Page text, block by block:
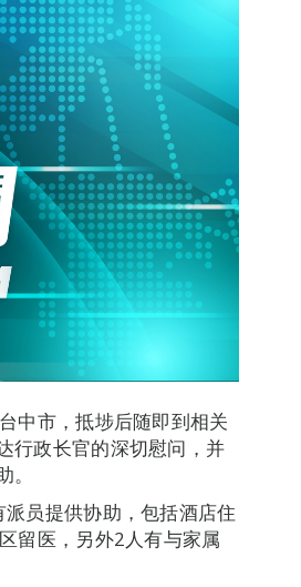
中市，抵埗后随即到相关
行政长官的深切慰问，并
员提供协助，包括酒店住
留医，另外2人有与家属